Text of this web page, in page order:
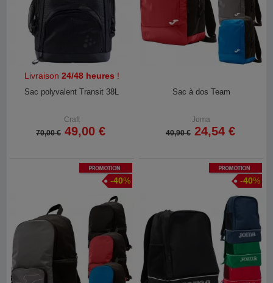
Livraison 24/48 heures !
Sac polyvalent Transit 38L
Craft
70,00 € 49,00 €
Sac à dos Team
Joma
40,90 € 24,54 €
Promotion
-40%
Promotion
-40%